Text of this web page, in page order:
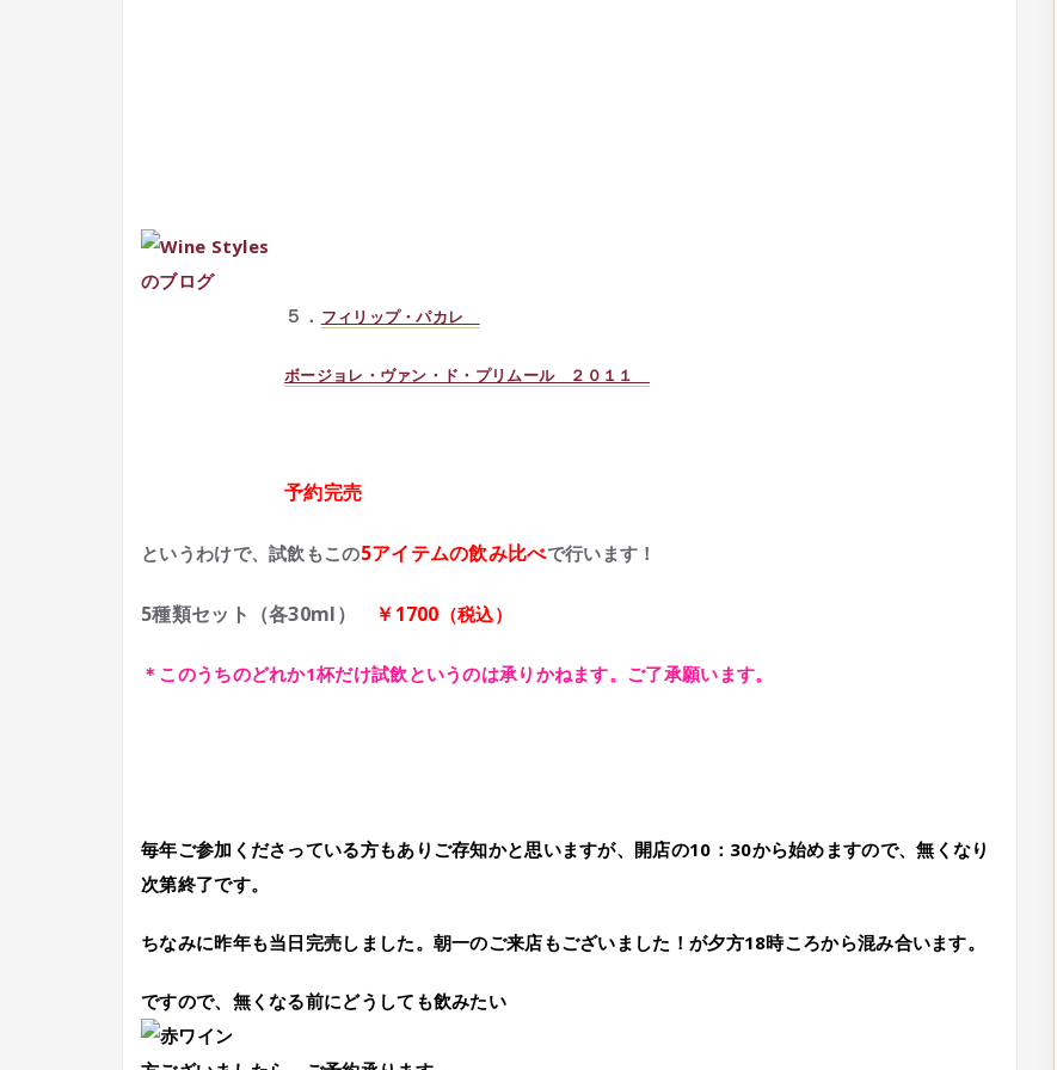
５． フィリップ・パカレ
ボージョレ・ヴァン・ド・プリムール ２０１１
予約完売
というわけで、試飲もこの5アイテムの飲み比べで行います！
5種類セット（各30ml） ￥1700 （税込）
＊このうちのどれか1杯だけ試飲というのは承りかねます。ご了承願います。
毎年ご参加くださっている方もありご存知かと思いますが、開店の10：30から始めますので、無くなり
次第終了です。
ちなみに昨年も当日完売しました。朝一のご来店もございました！が夕方18時ころから混み合います。
ですので、無くなる前にどうしても飲みたい